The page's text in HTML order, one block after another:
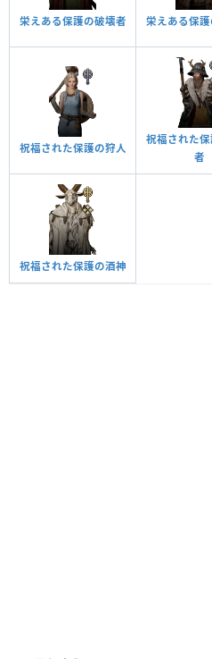
栄えある保護の破壊者 栄えある保
祝福された保護の狩人
祝福された
者
祝福された保護の酒神